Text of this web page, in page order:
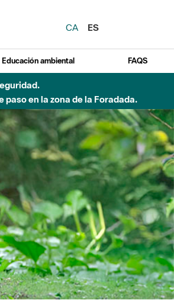
CA
ES
Educación ambiental FAQS
en la zona de la Foradada.